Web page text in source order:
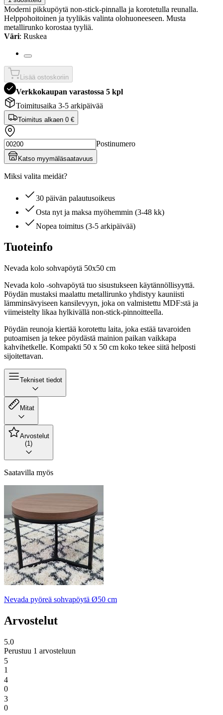
Moderni pikkupöytä non-stick-pinnalla ja korotetulla reunalla.
Helppohoitoinen ja tyylikäs valinta olohuoneeseen. Musta
metallirunko korostaa tyyliä.
Väri: Ruskea
Lisää ostoskoriin
Verkkokaupan varastossa 5 kpl
Toimitusaika 3-5 arkipäivää
Toimitus alkaen 0 €
Postinumero
Katso myymäläsaatavuus
Miksi valita meidät?
30 päivän palautusoikeus
Osta nyt ja maksa myöhemmin (3-48 kk)
Nopea toimitus (3-5 arkipäivää)
Tuoteinfo
Nevada kolo sohvapöytä 50x50 cm
Nevada kolo -sohvapöytä tuo sisustukseen käytännöllisyyttä.
Pöydän mustaksi maalattu metallirunko yhdistyy kauniisti
lämminsävyiseen kansilevyyn, joka on valmistettu MDF:stä ja
viimeistelty likaa hylkivällä non-stick-pinnoitteella.
Pöydän reunoja kiertää korotettu laita, joka estää tavaroiden
putoamisen ja tekee pöydästä mainion paikan vaikkapa
kahvihetkelle. Kompakti 50 x 50 cm koko tekee siitä helposti
sijoitettavan.
Tekniset tiedot
Mitat
Arvostelut
(1)
Saatavilla myös
Nevada pyöreä sohvapöytä Ø50 cm
Arvostelut
5.0
Perustuu 1 arvosteluun
5
1
4
0
3
0